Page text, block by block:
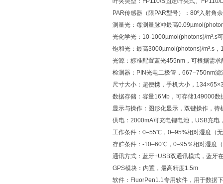
PAR传感器（限PAR型号）：80º入射角
测量光：每测量脉冲最高
光化学光：10-1000µmol(photons)/m².s
饱和光：最高3000µmol(photons)/m².s，
光源：标准配置蓝光455nm，可根据需
检测器：PIN光电二极管，667–750nm滤
尺寸大小：超便携，手机大小，
数据存储：容量16Mb，可存储149000数
显示与操作：图形化显示，双键操作，待
供电：2000mA可充电锂电池，USB充电
工作条件：0–55℃，0–95%相对湿度（
存贮条件：-10–60℃，0–95％相对湿度
通讯方式：蓝牙+USB双通讯模式，蓝牙
GPS模块：内置，最高精度1.5m
软件：FluorPen1.1专用软件，用于数据